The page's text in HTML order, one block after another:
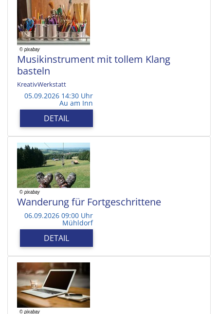
Musikinstrument mit tollem Klang
basteln
KreativWerkstatt
05.09.2026 14:30 Uhr
Au am Inn
DETAIL
Wanderung für Fortgeschrittene
06.09.2026 09:00 Uhr
Mühldorf
DETAIL